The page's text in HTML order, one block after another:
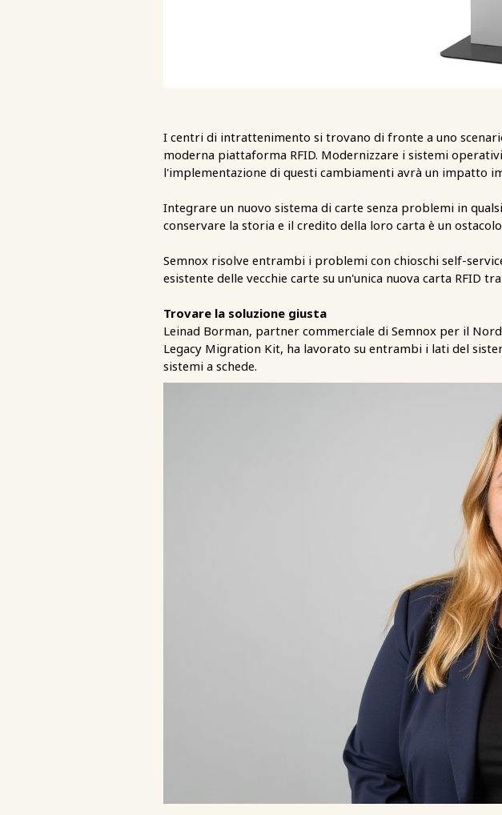
I centri di intrattenimento si trovano di fronte a uno
moderna piattaforma RFID. Modernizzare i sistemi
l'implementazione di questi cambiamenti avrà un impatto
Integrare un nuovo sistema di carte senza problemi in
conservare la storia e il credito della loro carta è un
Semnox risolve entrambi i problemi con chioschi self-
esistente delle vecchie carte su un'unica nuova carta RFID
Trovare la soluzione giusta
Leinad Borman, partner commerciale di Semnox per il
Legacy Migration Kit, ha lavorato su entrambi i lati del
sistemi a schede.